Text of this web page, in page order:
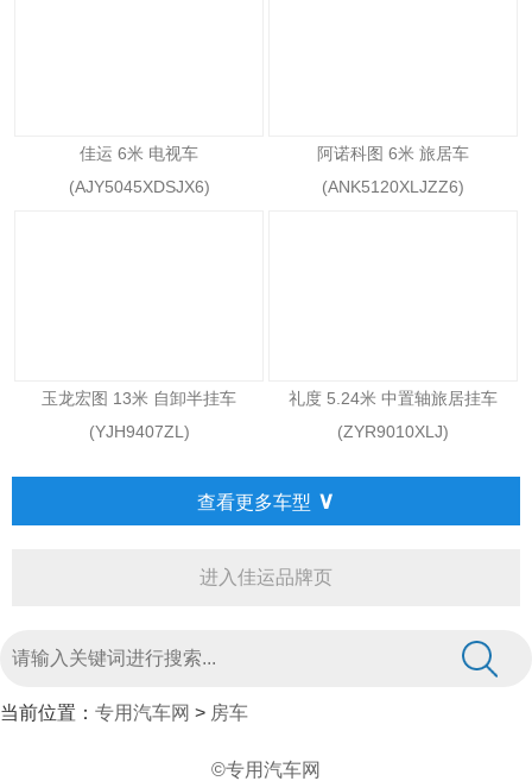
佳运 6米 电视车
(AJY5045XDSJX6)
阿诺科图 6米 旅居车
(ANK5120XLJZZ6)
玉龙宏图 13米 自卸半挂车
(YJH9407ZL)
礼度 5.24米 中置轴旅居挂车
(ZYR9010XLJ)
查看更多车型 ∨
进入佳运品牌页
当前位置： 专用汽车网 > 房车
©专用汽车网